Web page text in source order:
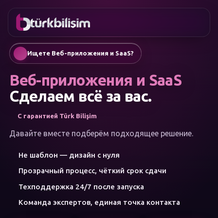
ИЗБРАННОЕ
Мобильное приложение
AI-чат-боты и ассистенты
Управление соцсетями
Google Ads и performance-маркетинг
Электронная коммерция
Искусственный интеллект
Мастерская
Веб-разработка
Мобильные приложения
0216
755 3
555 Ищете Веб-приложения и SaaS?
Веб-приложения и SaaS
Сделаем всё за вас.
С гарантией Türk Bilişim
Давайте вместе подберём подходящее решение.
Не шаблон — дизайн с нуля
Прозрачный процесс, чёткий срок сдачи
Техподдержка 24/7 после запуска
Команда экспертов, единая точка контакта